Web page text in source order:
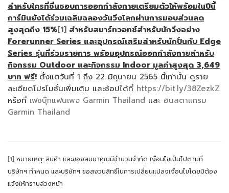
สำหรับใครที่ชื่นชอบการออกกำลังกายเตรียมตัวให้พร้อมในปีนี้
การ์มินยังได้ร่วมเฉลิมฉลองวันวิ่งโลกผ่านการมอบส่วนลด
สูงสุดถึง 15%[1] สำหรับสมาร์ทวอทช์สำหรับนักวิ่งอย่าง
Forerunner Series และอุปกรณ์เสริมสำหรับนักปั่นกับ Edge
Series รุ่นที่ร่วมรายการ พร้อมอุปกรณ์ออกกำลังกายสำหรับ
กิจกรรม Outdoor และกิจกรรม Indoor มูลค่าสูงสุด 3,649
บาท ฟรี! ตั้งแตวันที่ 1 ถึง 22 มิถุนายน 2565 นี้เท่านั้น ดูราย
ละเอียดโปรโมชั่นเพิ่มเติม และช้อปได้ที่ https://bit.ly/38ZezkZ
หรือที่ เฟซบุ๊กแฟนเพจ Garmin Thailand และ อินสตาแกรม
Garmin Thailand
[1] หมายเหตุ: สินค้า และของสมนาคุณมีจำนวนจำกัด เงื่อนไขเป็นไปตามที่
บริษัทฯ กำหนด และบริษัทฯ ขอสงวนสิทธิ์ในการเปลี่ยนแปลงเงื่อนไขโดยมิต้อง
แจ้งให้ทราบล่วงหน้า